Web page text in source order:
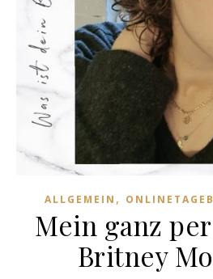
ALLGEMEIN ,
Mein ganz
Britney